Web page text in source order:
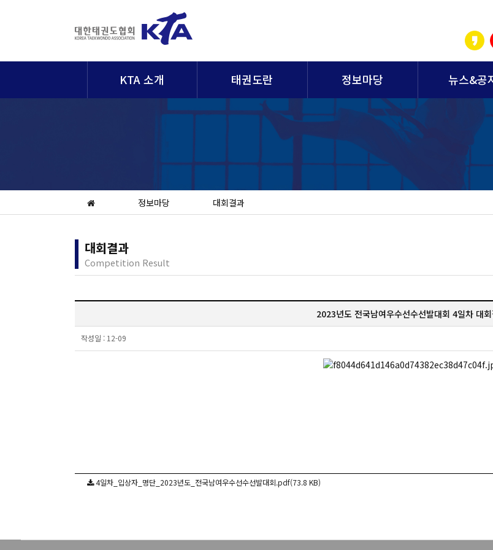
KTA 소개 태권도란 정보마당 뉴스&공
정보마당 대회결과
대회결과
Competition Result
2023년도 전국남여우수선수선발대회 4일차 대
작성일 : 12-09
4일차_입상자_명단_2023년도_전국남여우수선수선발대회.pdf(73.8 KB)